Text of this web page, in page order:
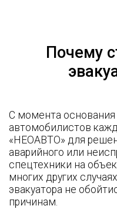
Почему
С момента
автомобилистов
«НЕОАВТО» для
аварийного или
спецтехники на
многих других
эвакуатора не
причинам.